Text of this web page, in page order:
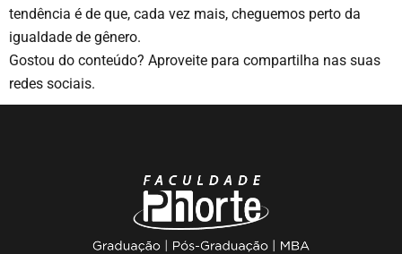
tendência é de que, cada vez mais, cheguemos perto da
igualdade de gênero.
Gostou do conteúdo? Aproveite para compartilha nas suas
redes sociais.